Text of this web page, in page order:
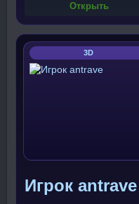
Открыть
3D
Игрок antrave